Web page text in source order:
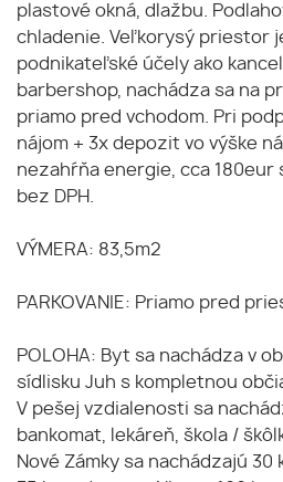
plastové okná, dlažbu.
chladenie. Veľkorysý priestor
podnikateľské účely ako
barbershop, nachádza sa na
priamo pred vchodom. Pri
nájom + 3x depozit vo výške
nezahŕňa energie, cca 180eur
bez DPH.
VÝMERA: 83,5m2
PARKOVANIE: Priamo pred
POLOHA: Byt sa nachádza v
sídlisku Juh s kompletnou
V pešej vzdialenosti sa
bankomat, lekáreň, škola /
Nové Zámky sa nachádzajú 30